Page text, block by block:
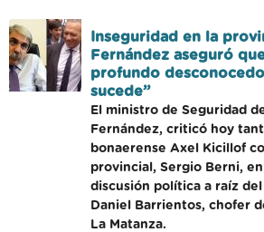
Inseguridad en la
Fernández aseguró
profundo
sucede”
El ministro de Seguridad
Fernández, criticó hoy
bonaerense Axel Kicillof
provincial, Sergio Berni,
discusión política a raíz
Daniel Barrientos, chofer
La Matanza.